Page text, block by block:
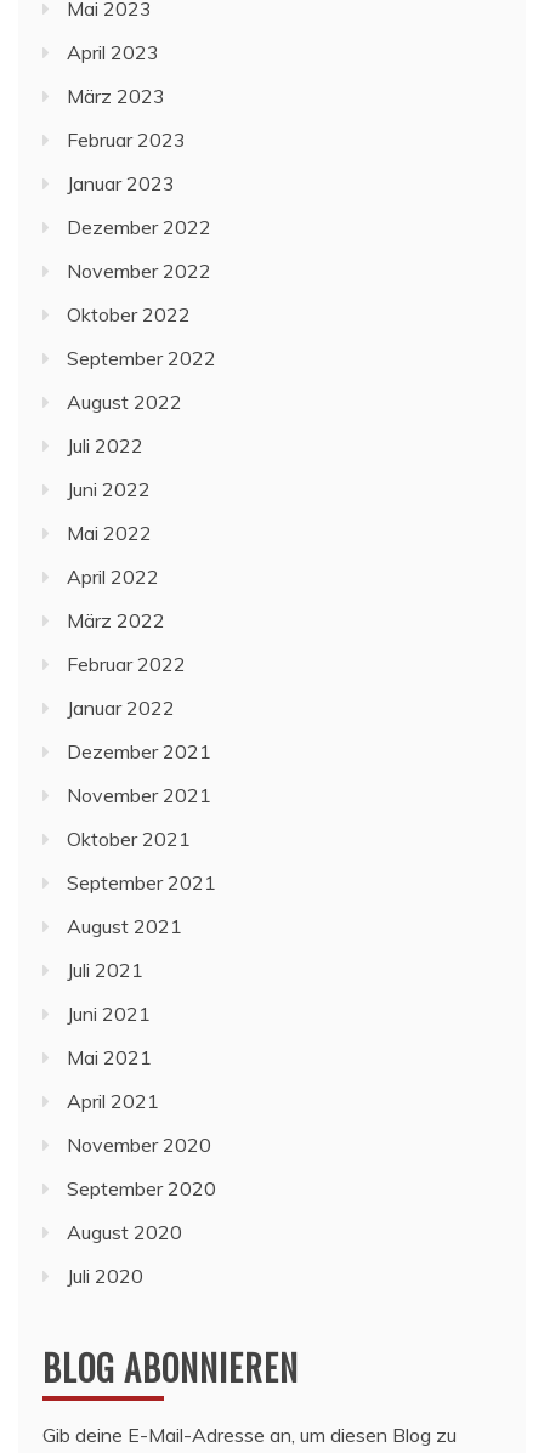
Mai 2023
April 2023
März 2023
Februar 2023
Januar 2023
Dezember 2022
November 2022
Oktober 2022
September 2022
August 2022
Juli 2022
Juni 2022
Mai 2022
April 2022
März 2022
Februar 2022
Januar 2022
Dezember 2021
November 2021
Oktober 2021
September 2021
August 2021
Juli 2021
Juni 2021
Mai 2021
April 2021
November 2020
September 2020
August 2020
Juli 2020
BLOG ABONNIEREN
Gib deine E-Mail-Adresse an, um diesen Blog zu